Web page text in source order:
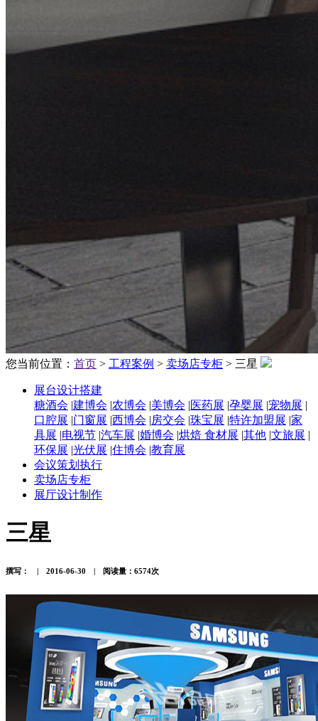
您当前位置： 首页 > 工程案例 > 卖场店专柜 > 三星
展台设计搭建
糖酒会 |建博会 |农博会 |美博会 |医药展 |孕婴展 |宠物展 |
口腔展 |门窗展 |西博会 |房交会 |珠宝展 |特许加盟展 |家
具展 |电视节 |汽车展 |婚博会 |烘焙 食材展 |其他 |文旅展 |
环保展 |光伏展 |住博会 |教育展
会议策划执行
卖场店专柜
展厅设计制作
三星
撰写： | 2016-06-30 | 阅读量：6574次